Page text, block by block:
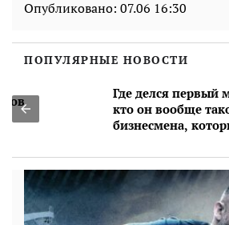
Опубликовано: 07.06 16:30
ПОПУЛЯРНЫЕ НОВОСТИ
Где делся первый муж Кати
кто он вообще такой:
бизнесмена, который на 15